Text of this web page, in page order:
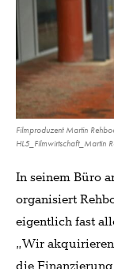
Filmproduzent Martin
HL5_Filmwirtschaft_Martin
In seinem Büro
organisiert
eigentlich fast
„Wir